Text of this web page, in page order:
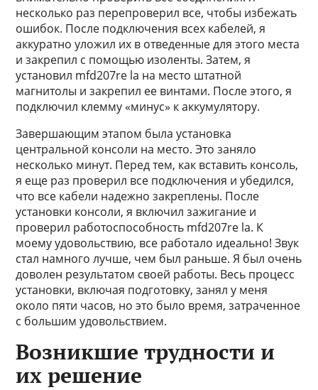
несколько раз перепроверил все, чтобы избежать
ошибок. После подключения всех кабелей, я
аккуратно уложил их в отведенные для этого места
и закрепил с помощью изоленты. Затем, я
установил mfd207re la на место штатной
магнитолы и закрепил ее винтами. После этого, я
подключил клемму «минус» к аккумулятору.
Завершающим этапом была установка
центральной консоли на место. Это заняло
несколько минут. Перед тем, как вставить консоль,
я еще раз проверил все подключения и убедился,
что все кабели надежно закреплены. После
установки консоли, я включил зажигание и
проверил работоспособность mfd207re la. К
моему удовольствию, все работало идеально! Звук
стал намного лучше, чем был раньше. Я был очень
доволен результатом своей работы. Весь процесс
установки, включая подготовку, занял у меня
около пяти часов, но это было время, затраченное
с большим удовольствием.
Возникшие трудности и
их решение